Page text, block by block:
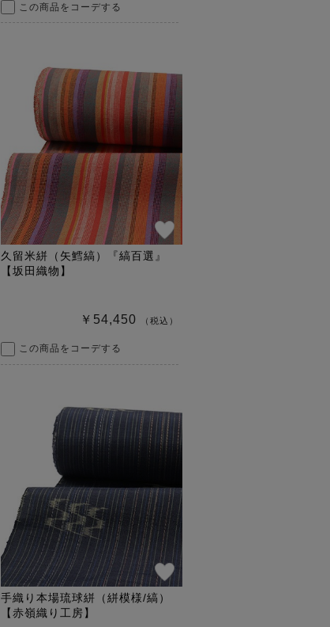
この商品をコーデする
久留米絣（矢鱈縞）『縞百選』
【坂田織物】
￥54,450 （税込）
この商品をコーデする
手織り本場琉球絣（絣模様/縞）
【赤嶺織り工房】